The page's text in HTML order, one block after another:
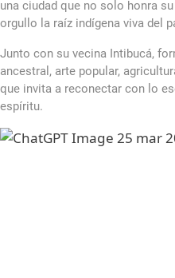
una ciudad que no solo honra
orgullo la raíz indígena viva del
Junto con su vecina Intibucá,
ancestral, arte popular,
que invita a reconectar con lo
espíritu.